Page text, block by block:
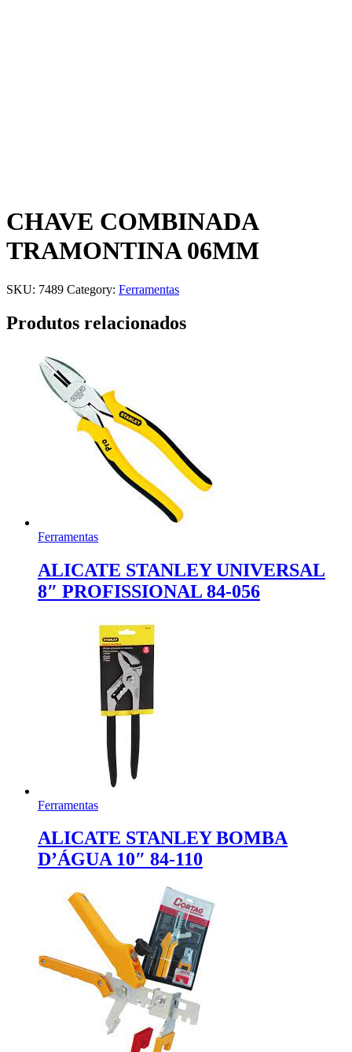
CHAVE COMBINADA
TRAMONTINA 06MM
SKU: 7489 Category: Ferramentas
Produtos relacionados
Ferramentas
ALICATE STANLEY UNIVERSAL
8″ PROFISSIONAL 84-056
Ferramentas
ALICATE STANLEY BOMBA
D’ÁGUA 10″ 84-110